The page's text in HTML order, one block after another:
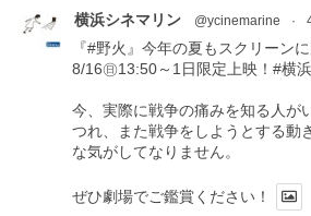
横浜シネマリン @ycinemarine ·
『#野火』今年の夏もスクリーン
8/16㊐13:50～1日限定上映！#横
今、実際に戦争の痛みを知る人が
つれ、また戦争をしようとする動
な気がしてなりません。
ぜひ劇場でご鑑賞ください！